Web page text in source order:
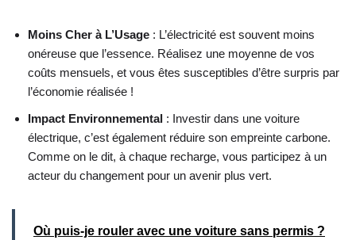
Moins Cher à L’Usage : L’électricité est souvent moins
onéreuse que l’essence. Réalisez une moyenne de vos
coûts mensuels, et vous êtes susceptibles d’être surpris par
l’économie réalisée !
Impact Environnemental : Investir dans une voiture
électrique, c’est également réduire son empreinte carbone.
Comme on le dit, à chaque recharge, vous participez à un
acteur du changement pour un avenir plus vert.
Où puis-je rouler avec une voiture sans permis ?